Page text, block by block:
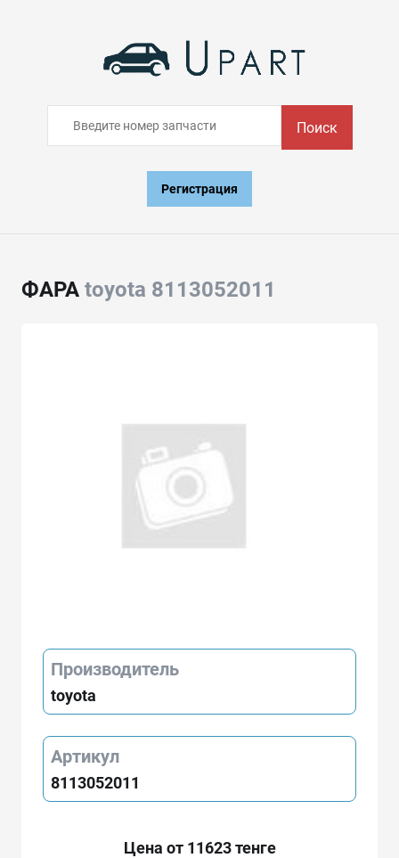
Поиск
Регистрация
ФАРА toyota 8113052011
Производитель
toyota
Артикул
8113052011
Цена от 11623 тенге